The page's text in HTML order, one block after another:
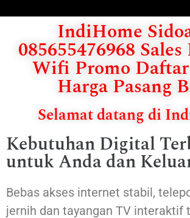
IndiHome
085655476968
Wifi Promo
Harga Pasang
Selamat datang di
Kebutuhan Digital
untuk Anda dan
Bebas akses internet stabil,
jernih dan tayangan TV interaktif